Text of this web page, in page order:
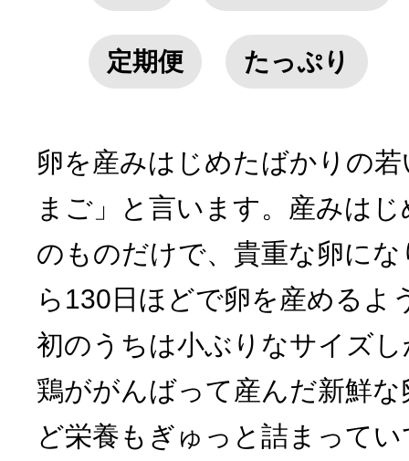
定期便 たっぷり
卵を産みはじめたばかりの
まご」と言います。産みは
のものだけで、貴重な卵に
ら130日ほどで卵を産めるよ
初のうちは小ぶりなサイズ
鶏ががんばって産んだ新鮮
ど栄養もぎゅっと詰まって